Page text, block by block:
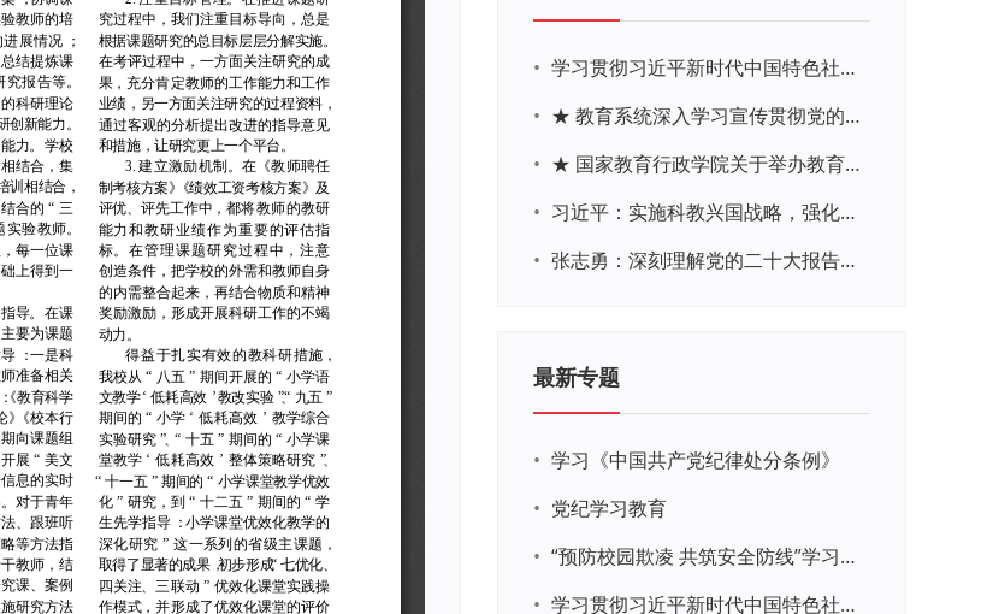
•
学习贯彻习近平新时代中国特色社会主义思想主题教育网络培训
•
★ 教育系统深入学习宣传贯彻党的二十大精神学习专题
•
★ 国家教育行政学院关于举办教育系统深入学习宣传贯彻党的二十大精神专题网络培训的通知
•
习近平：实施科教兴国战略，强化现代化建设人才支撑
•
张志勇：深刻理解党的二十大报告关于教育的新思想、新战略、新要求
最新专题
• 学习《中国共产党纪律处分条例》
• 党纪学习教育
•
“预防校园欺凌 共筑安全防线”学习专题
•
学习贯彻习近平新时代中国特色社会主义思想主题教育